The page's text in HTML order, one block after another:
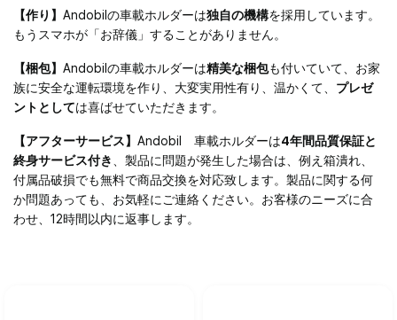
【作り】 Andobilの車載ホルダーは独自の機構を採用しています。
もうスマホが「お辞儀」することがありません。
【梱包】 Andobilの車載ホルダーは精美な梱包も付いていて、お家
族に安全な運転環境を作り、大変実用性有り、温かくて、 プレゼ
ントとしては喜ばせていただきます。
【アフターサービス】 Andobil 車載ホルダーは4年間品質保証と
終身サービス付き
、製品に問題が発生した場合は、例え箱潰れ、
付属品破損でも無料で商品交換を対応致します。製品に関する何
か問題あっても、お気軽にご連絡ください。お客様のニーズに合
わせ、12時間以内に返事します。